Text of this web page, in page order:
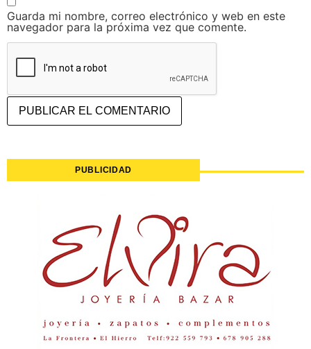
Guarda mi nombre, correo electrónico y web en este
navegador para la próxima vez que comente.
PUBLICIDAD